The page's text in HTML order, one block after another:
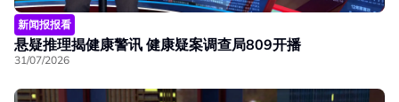
新闻报报看
悬疑推理揭健康警讯 健康疑案调查局809开播
31/07/2026